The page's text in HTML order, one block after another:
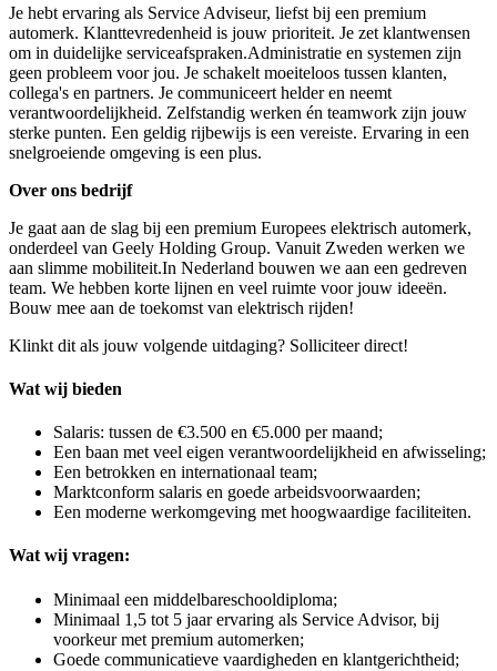
Je hebt ervaring als Service Adviseur, liefst bij een premium
automerk. Klanttevredenheid is jouw prioriteit. Je zet klantwensen
om in duidelijke serviceafspraken.Administratie en systemen zijn
geen probleem voor jou. Je schakelt moeiteloos tussen klanten,
collega's en partners. Je communiceert helder en neemt
verantwoordelijkheid. Zelfstandig werken én teamwork zijn jouw
sterke punten. Een geldig rijbewijs is een vereiste. Ervaring in een
snelgroeiende omgeving is een plus.
Over ons bedrijf
Je gaat aan de slag bij een premium Europees elektrisch automerk,
onderdeel van Geely Holding Group. Vanuit Zweden werken we
aan slimme mobiliteit.In Nederland bouwen we aan een gedreven
team. We hebben korte lijnen en veel ruimte voor jouw ideeën.
Bouw mee aan de toekomst van elektrisch rijden!
Klinkt dit als jouw volgende uitdaging? Solliciteer direct!
Wat wij bieden
Salaris: tussen de €3.500 en €5.000 per maand;
Een baan met veel eigen verantwoordelijkheid en afwisseling;
Een betrokken en internationaal team;
Marktconform salaris en goede arbeidsvoorwaarden;
Een moderne werkomgeving met hoogwaardige faciliteiten.
Wat wij vragen:
Minimaal een middelbareschooldiploma;
Minimaal 1,5 tot 5 jaar ervaring als Service Advisor, bij
voorkeur met premium automerken;
Goede communicatieve vaardigheden en klantgerichtheid;